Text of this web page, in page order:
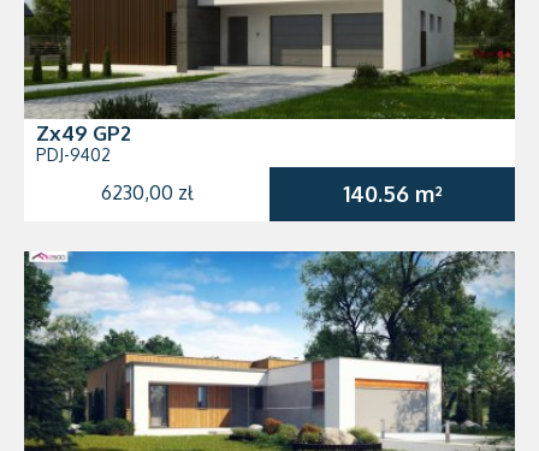
Zx49 GP2
PDJ-9402
6230,00 zł 140.56 m²